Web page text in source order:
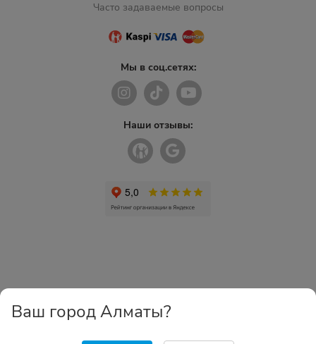
Часто задаваемые вопросы
Мы в соц.сетях:
Наши отзывы:
Ваш город Алматы?